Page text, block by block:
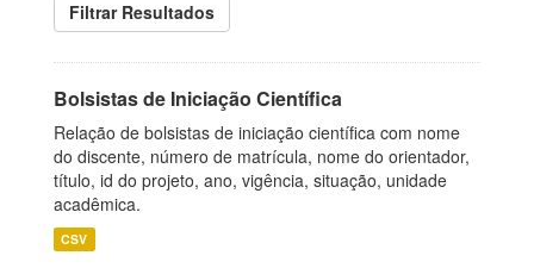
Filtrar Resultados
Bolsistas de Iniciação Científica
Relação de bolsistas de iniciação científica com nome
do discente, número de matrícula, nome do orientador,
título, id do projeto, ano, vigência, situação, unidade
acadêmica.
CSV